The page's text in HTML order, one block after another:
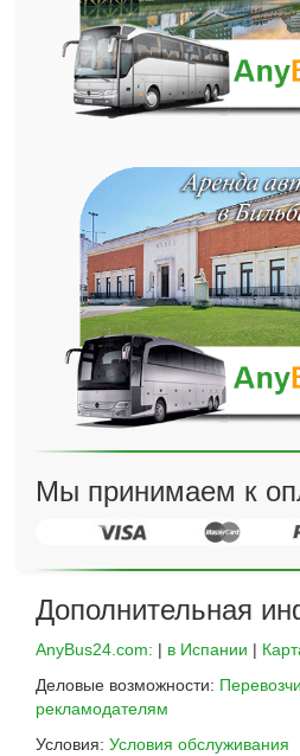
Мы принимаем к
Дополнительная
AnyBus24.com: | в Испании |
Деловые возможности:
рекламодателям
Условия: Условия обслуживания